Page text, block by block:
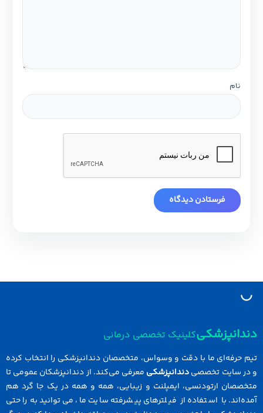
کلینیک تخصصی درمانی
حرفه‌ای ما با دقت و وسواس، متخصصان دندانپزشکی را انتخاب کرده
سایت تخصصیدندانپزشکیمعرفی می‌کند. از دندانپزشکان عمومی تا
ارتودنسی، ایمپلنت و زیبایی، همه و همه در یک جا گرد هم
با استفاده از فیلترهای پیشرفته سایت ما، می‌توانید به راحتی